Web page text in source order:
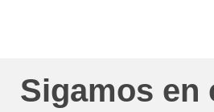
Sigamos en